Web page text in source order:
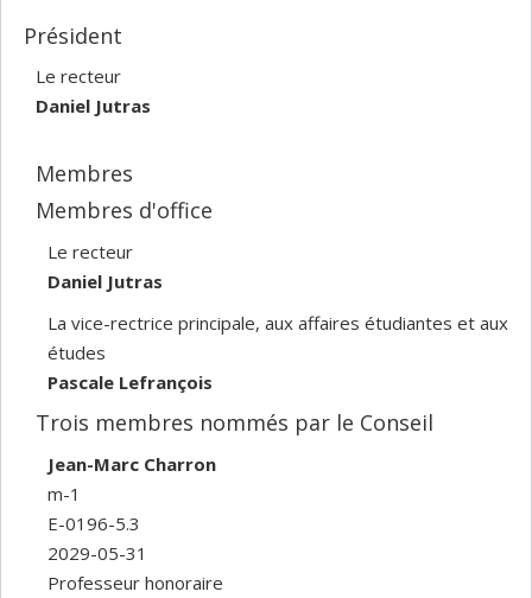
Président
Le recteur
Daniel Jutras
Membres
Membres d'office
Le recteur
Daniel Jutras
La vice-rectrice principale, aux affaires étudiantes et aux
études
Pascale Lefrançois
Trois membres nommés par le Conseil
Jean-Marc Charron
m-1
E-0196-5.3
2029-05-31
Professeur honoraire